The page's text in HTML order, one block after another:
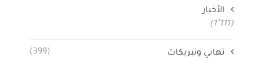
الأخبار
(1٬111)
تهاني وتبريكات (399)